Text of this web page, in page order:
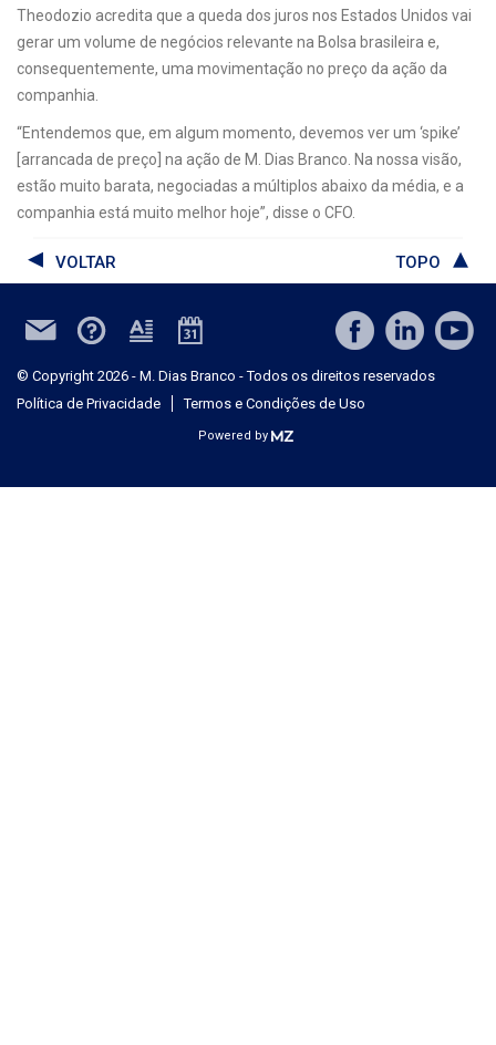
Theodozio acredita que a queda dos juros nos Estados Unidos vai
gerar um volume de negócios relevante na Bolsa brasileira e,
consequentemente, uma movimentação no preço da ação da
companhia.
“Entendemos que, em algum momento, devemos ver um ‘spike’
[arrancada de preço] na ação de M. Dias Branco. Na nossa visão,
estão muito barata, negociadas a múltiplos abaixo da média, e a
companhia está muito melhor hoje”, disse o CFO.
VOLTAR TOPO
© Copyright 2026 - M. Dias Branco - Todos os direitos reservados
Política de Privacidade
Termos e Condições de Uso
Powered by